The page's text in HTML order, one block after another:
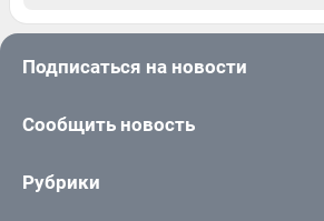
Подписаться на новости
Сообщить новость
Рубрики